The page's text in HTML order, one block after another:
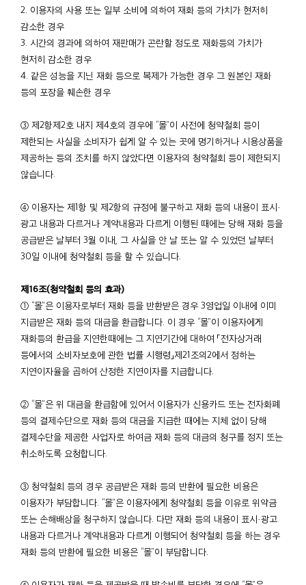
2. 이용자의 사용 또는 일부 소비에 의하여 재화 등의 가치가 현저히
감소한 경우
3. 시간의 경과에 의하여 재판매가 곤란할 정도로 재화등의 가치가
현저히 감소한 경우
4. 같은 성능을 지닌 재화 등으로 복제가 가능한 경우 그 원본인 재화
등의 포장을 훼손한 경우
③ 제2항제2호 내지 제4호의 경우에 “몰”이 사전에 청약철회 등이
제한되는 사실을 소비자가 쉽게 알 수 있는 곳에 명기하거나 시용상품을
제공하는 등의 조치를 하지 않았다면 이용자의 청약철회 등이 제한되지
않습니다.
④ 이용자는 제1항 및 제2항의 규정에 불구하고 재화 등의 내용이 표시·
광고 내용과 다르거나 계약내용과 다르게 이행된 때에는 당해 재화 등을
공급받은 날부터 3월 이내, 그 사실을 안 날 또는 알 수 있었던 날부터
30일 이내에 청약철회 등을 할 수 있습니다.
제16조(청약철회 등의 효과)
① “몰”은 이용자로부터 재화 등을 반환받은 경우 3영업일 이내에 이미
지급받은 재화 등의 대금을 환급합니다. 이 경우 “몰”이 이용자에게
재화등의 환급을 지연한때에는 그 지연기간에 대하여 「전자상거래
등에서의 소비자보호에 관한 법률 시행령」제21조의2에서 정하는
지연이자율을 곱하여 산정한 지연이자를 지급합니다.
② “몰”은 위 대금을 환급함에 있어서 이용자가 신용카드 또는 전자화폐
등의 결제수단으로 재화 등의 대금을 지급한 때에는 지체 없이 당해
결제수단을 제공한 사업자로 하여금 재화 등의 대금의 청구를 정지 또는
취소하도록 요청합니다.
③ 청약철회 등의 경우 공급받은 재화 등의 반환에 필요한 비용은
이용자가 부담합니다. “몰”은 이용자에게 청약철회 등을 이유로 위약금
또는 손해배상을 청구하지 않습니다. 다만 재화 등의 내용이 표시·광고
내용과 다르거나 계약내용과 다르게 이행되어 청약철회 등을 하는 경우
재화 등의 반환에 필요한 비용은 “몰”이 부담합니다.